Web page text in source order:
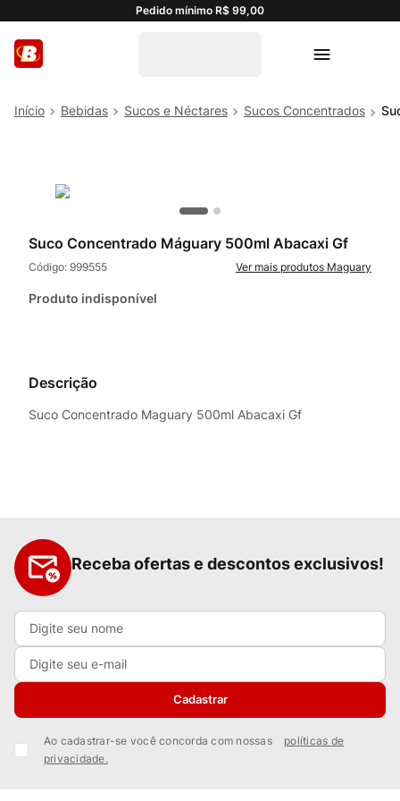
Pedido mínimo R$ 99,00
Bebidas Sucos e Néctares Sucos Concentrados
Suco Concentrado Máguary 500ml Abacaxi Gf
Código: 999555 Maguary
Produto indisponível
Descrição
Suco Concentrado Maguary 500ml Abacaxi Gf
Receba ofertas e descontos exclusivos!
Cadastrar
Ao cadastrar-se você concorda com nossas
políticas de
privacidade.